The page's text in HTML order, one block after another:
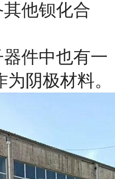
他钡化合
件中也有一
阴极材料。